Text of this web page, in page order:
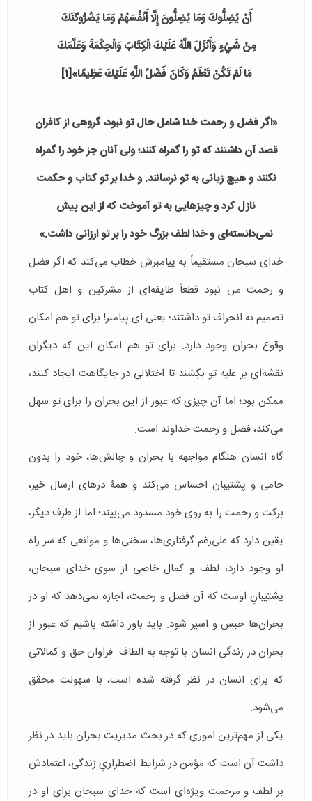
أَنْ يُضِلُّوكَ وَمَا يُضِلُّونَ إِلَّا أَنْفُسَهُمْ وَمَا يَضُرُّوگنَكَ
مِنْ شَيْءٍ وَأَنْزَلَ اللَّهُ عَلَيْكَ الْكِتَابَ وَالْحِكْمَةَ وَعَلَّمَكَ
مَا لَمْ تَكُنْ تَعْلَمُ وَكَانَ فَضْلُ اللَّهِ عَلَيْكَ عَظِيمًا»[1]
«اگر فضل و رحمت خدا شامل حال تو نبود، گروهى از كافران
قصد آن داشتند كه تو را گمراه كنند؛ ولى آنان جز خود را گمراه
نكنند و هيچ زيانى به تو نرسانند. و خدا بر تو كتاب و حكمت
نازل كرد و چيزهايى به تو آموخت كه از اين پيش
نمى‌دانسته‌اى و خدا لطف بزرگ خود را بر تو ارزانى داشت.»
خدای سبحان مستقیماً به پیامبرش خطاب می‌کند که اگر فضل
و رحمت من نبود قطعاً طایفه‌ای از مشرکین و اهل کتاب
تصمیم به انحراف تو داشتند؛ یعنی ای پیامبر! برای تو هم امکان
وقوع بحران وجود دارد. برای تو هم امکان این که دیگران
نقشه‌ای بر علیه تو بکِشند تا اختلالی در جایگاهت ایجاد کنند،
ممکن بود؛ اما آن چیزی که عبور از این بحران را برای تو سهل
می‌کند، فضل و رحمت خداوند است.
گاه انسان­ هنگام مواجهه با بحران و چالش‌ها، خود را بدون
حامی و پشتیبان احساس می‌کند و همۀ درهای ارسال خیر،
برکت و رحمت را به روی خود مسدود می‌بیند؛ اما از طرف دیگر،
یقین دارد که علی‌رغم گرفتاری‌ها، سختی‌ها و موانعی که سر راه
او وجود دارد، لطف و کمال خاصی از سوی خدای سبحان،
پشتیبانِ اوست که آن فضل و رحمت، اجازه نمی‌دهد که او در
بحران‌ها حبس و اسیر شود. باید باور داشته باشیم که عبور از
بحران در زندگی انسان با توجه به الطاف فراوان حق و کمالاتی
که برای انسان در نظر گرفته شده است، با سهولت محقق
می‌شود.
یکی از مهم‌ترین اموری که در بحث مدیریت بحران باید در نظر
داشت آن است که مؤمن در شرایط اضطراریِ زندگی، اعتمادش
بر لطف و مرحمت ویژه­‌ای است که خدای سبحان برای او در